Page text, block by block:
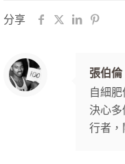
分享
張伯倫
自細
決心
行者，